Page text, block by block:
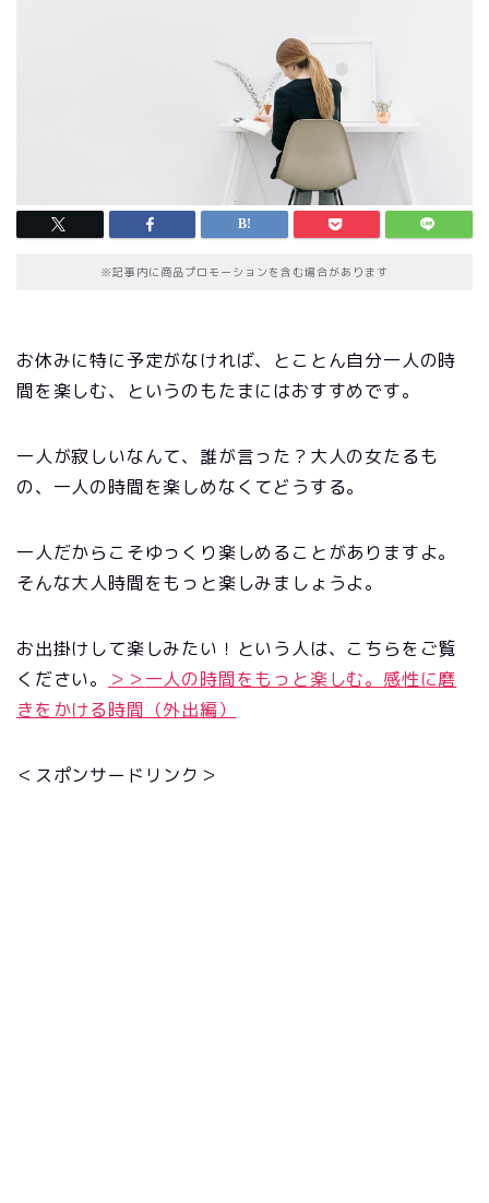
※記事内に商品プロモーションを含む場合があります
お休みに特に予定がなければ、とことん自分一人の時
間を楽しむ、というのもたまにはおすすめです。
一人が寂しいなんて、誰が言った？大人の女たるも
の、一人の時間を楽しめなくてどうする。
一人だからこそゆっくり楽しめることがありますよ。
そんな大人時間をもっと楽しみましょうよ。
お出掛けして楽しみたい！という人は、こちらをご覧
ください。
＞＞一人の時間をもっと楽しむ。感性に磨
きをかける時間（外出編）
＜スポンサードリンク＞